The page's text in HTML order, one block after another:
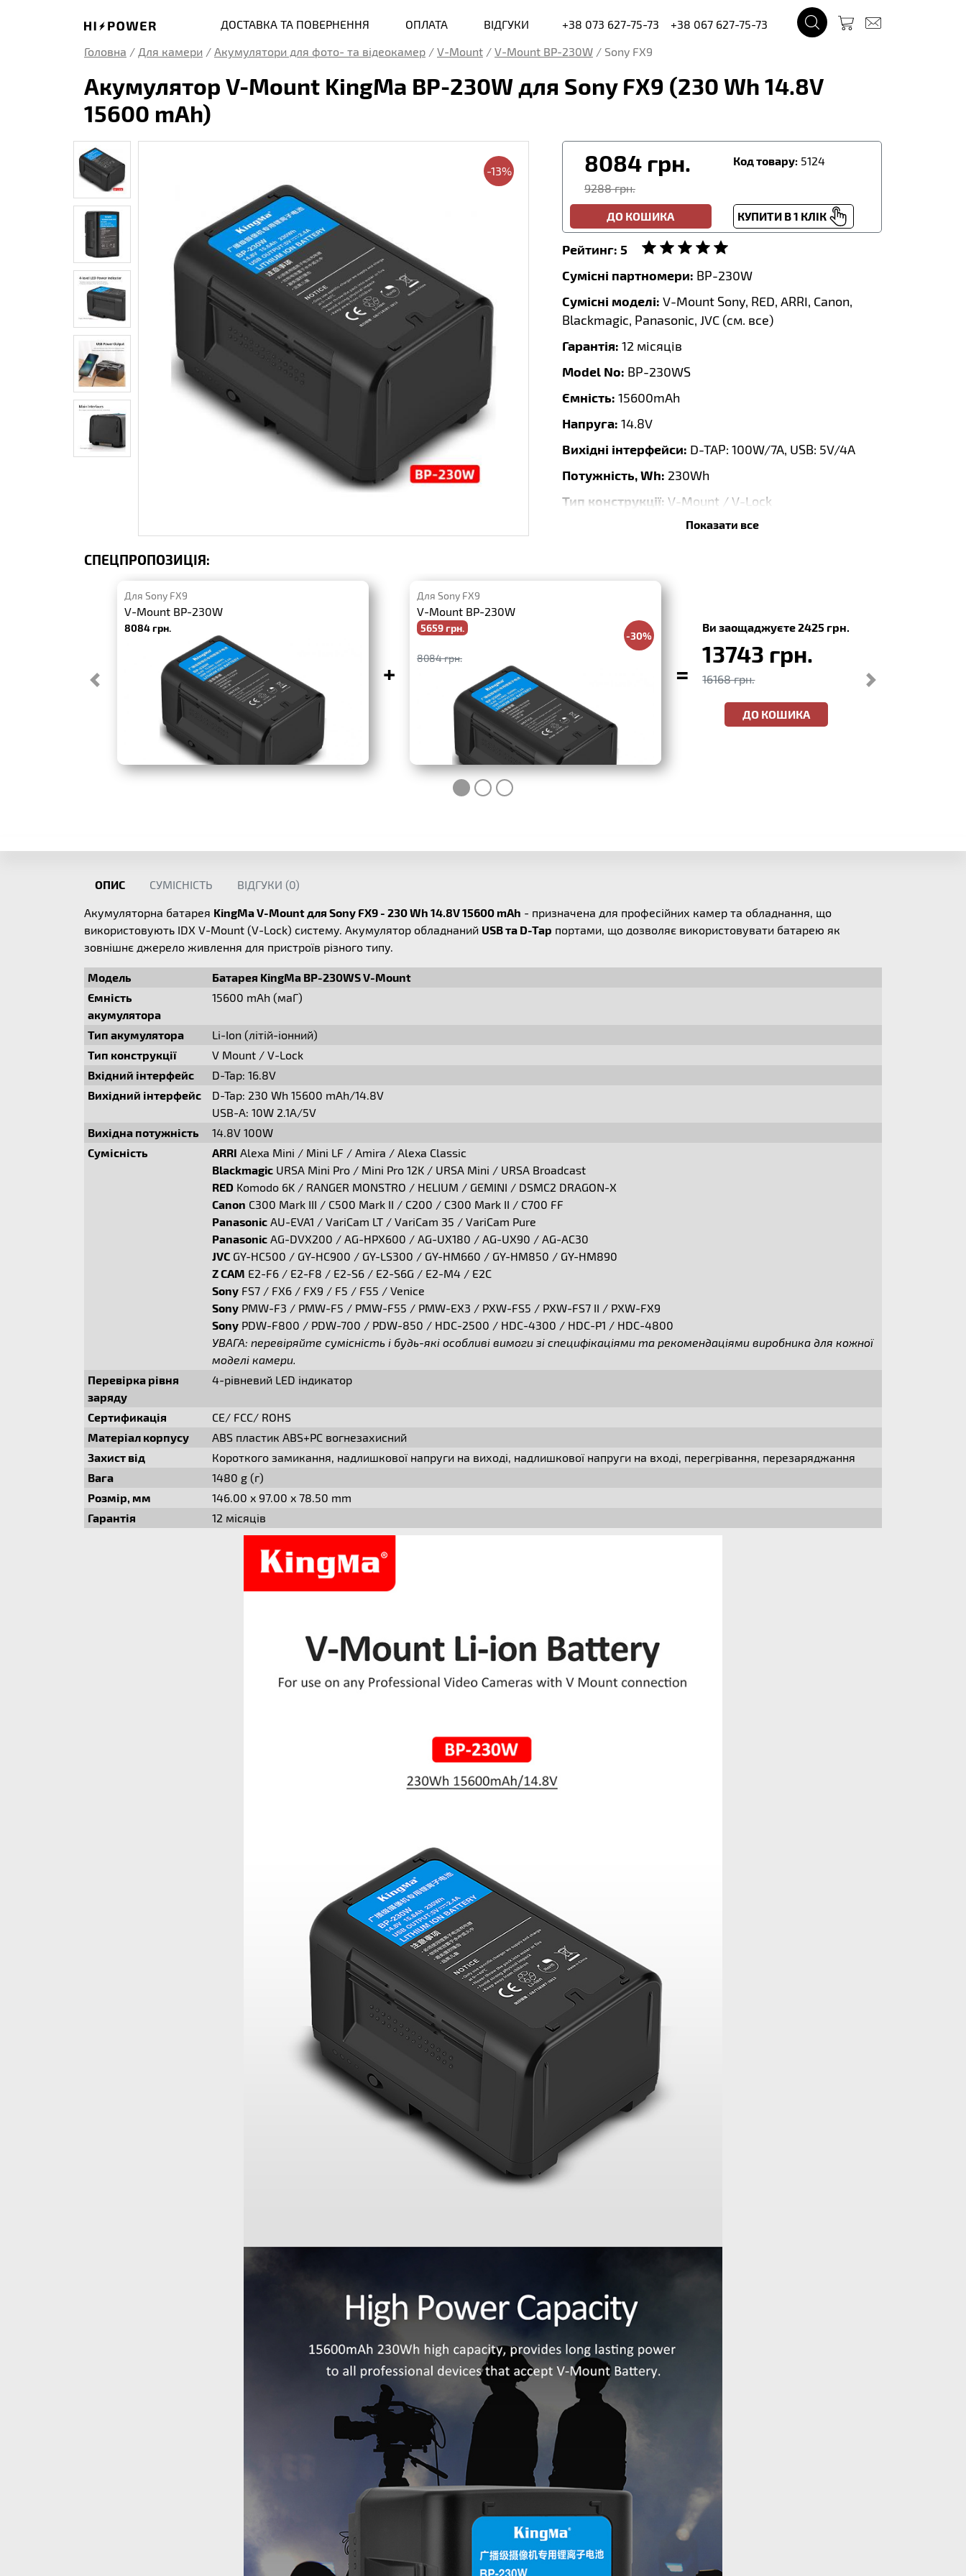
ДОСТАВКА ТА ПОВЕРНЕННЯ ОПЛАТА ВІДГУКИ +38 073 627-75-73
+38 067 627-75-73
Головна / Для камери / Акумулятори для фото- та відеокамер / V-Mount / V-Mount BP-230W / Sony FX9
Акумулятор V-Mount KingMa BP-230W для Sony FX9 (230 Wh 14.8V
15600 mAh)
-13% 8084 грн.
9288 грн.
Код товару: 5124
ДО КОШИКА КУПИТИ В 1 КЛІК
Рейтинг: 5
Сумісні партномери: BP-230W
Сумісні моделі: V-Mount Sony, RED, ARRI, Canon,
Blackmagic, Panasonic, JVC (см. все)
Гарантія: 12 місяців
Model No: BP-230WS
Ємність: 15600mAh
Напруга: 14.8V
Вихідні інтерфейси: D-TAP: 100W/7A, USB: 5V/4A
Потужність, Wh: 230Wh
Тип конструкції: V-Mount / V-Lock
146.00 x 97.00 x 78.50mm
Показати все
СПЕЦПРОПОЗИЦІЯ:
Для Sony FX9
V-Mount BP-230W
8084 грн.
+
Для Sony FX9
V-Mount BP-230W
5659 грн.
-30%
8084 грн.
=
Ви заощаджуєте 2425 грн.
13743 грн.
16168 грн.
ДО КОШИКА
ОПИС СУМІСНІСТЬ ВІДГУКИ (0)
Акумуляторна батарея KingMa V-Mount для Sony FX9 - 230 Wh 14.8V 15600 mAh - призначена для професійних камер та обладнання, що
використовують IDX V-Mount (V-Lock) систему. Акумулятор обладнаний USB та D-Tap портами, що дозволяє використовувати батарею як
зовнішнє джерело живлення для пристроїв різного типу.
Модель
Батарея KingMa BP-230WS V-Mount
Ємність
акумулятора
15600 mAh (маГ)
Тип акумулятора
Li-Ion (літій-iонний)
Тип конструкції
V Mount / V-Lock
Вхідний інтерфейс
D-Tap: 16.8V
Вихідний інтерфейс
D-Tap: 230 Wh 15600 mAh/14.8V
USB-A: 10W 2.1A/5V
Вихідна потужність
14.8V 100W
Сумісність
ARRI Alexa Mini / Mini LF / Amira / Alexa Classic
Blackmagic URSA Mini Pro / Mini Pro 12K / URSA Mini / URSA Broadcast
RED Komodo 6K / RANGER MONSTRO / HELIUM / GEMINI / DSMC2 DRAGON-X
Canon C300 Mark III / C500 Mark II / C200 / C300 Mark II / C700 FF
Panasonic AU-EVA1 / VariCam LT / VariCam 35 / VariCam Pure
Panasonic AG-DVX200 / AG-HPX600 / AG-UX180 / AG-UX90 / AG-AC30
JVC GY-HC500 / GY-HC900 / GY-LS300 / GY-HM660 / GY-HM850 / GY-HM890
Z CAM E2-F6 / E2-F8 / E2-S6 / E2-S6G / E2-M4 / E2C
Sony FS7 / FX6 / FX9 / F5 / F55 / Venice
Sony PMW-F3 / PMW-F5 / PMW-F55 / PMW-EX3 / PXW-FS5 / PXW-FS7 II / PXW-FX9
Sony PDW-F800 / PDW-700 / PDW-850 / HDC-2500 / HDC-4300 / HDC-P1 / HDC-4800
УВАГА: перевіряйте сумісність і будь-які особливі вимоги зі специфікаціями та рекомендаціями виробника для кожної
моделі камери.
Перевірка рівня
заряду
4-рівневий LED індикатор
Сертификація
CE/ FCC/ ROHS
Матеріал корпусу
ABS пластик ABS+PC вогнезахисний
Захист від
Короткого замикання, надлишкової напруги на виході, надлишкової напруги на вході, перегрівання, перезаряджання
Вага
1480 g (г)
Розмір, мм
146.00 x 97.00 x 78.50 mm
Гарантія
12 місяців